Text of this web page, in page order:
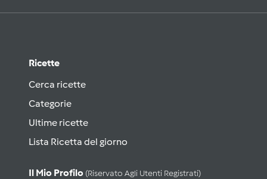
Ricette
Cerca ricette
Categorie
Ultime ricette
Lista Ricetta del giorno
Il Mio Profilo (riservato Agli Utenti Registrati)